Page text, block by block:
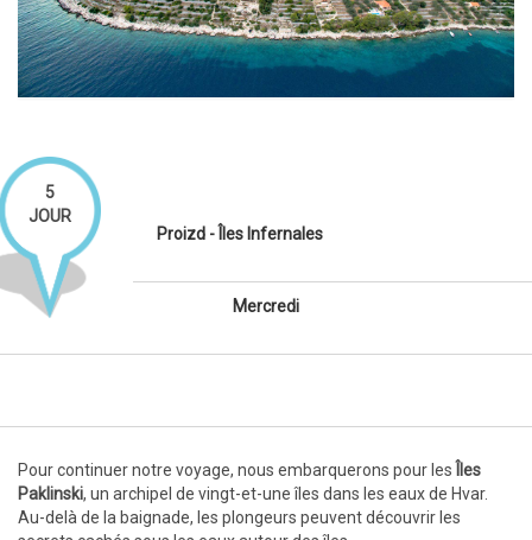
5
JOUR
Proizd - Îles Infernales
Mercredi
Pour continuer notre voyage, nous embarquerons pour les
Îles
Paklinski, un archipel de vingt-et-une îles dans les eaux de Hvar.
Au-delà de la baignade, les plongeurs peuvent découvrir les